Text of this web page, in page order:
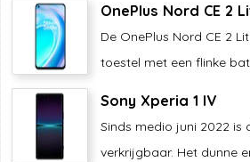
OnePlus Nord CE 2
De OnePlus Nord CE 2
toestel met een flinke
Sony Xperia 1 IV
Sinds medio juni 2022 is
verkrijgbaar. Het dunne